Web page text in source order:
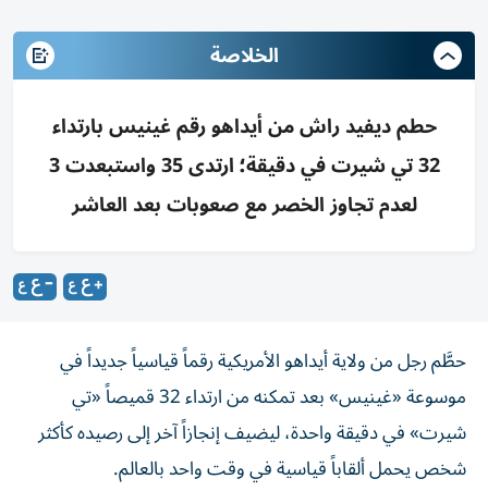
الخلاصة
حطم ديفيد راش من أيداهو رقم غينيس بارتداء
32 تي شيرت في دقيقة؛ ارتدى 35 واستبعدت 3
لعدم تجاوز الخصر مع صعوبات بعد العاشر
حطَّم رجل من ولاية أيداهو الأمريكية رقماً قياسياً جديداً في
موسوعة «غينيس» بعد تمكنه من ارتداء 32 قميصاً «تي
شيرت» في دقيقة واحدة، ليضيف إنجازاً آخر إلى رصيده كأكثر
شخص يحمل ألقاباً قياسية في وقت واحد بالعالم.